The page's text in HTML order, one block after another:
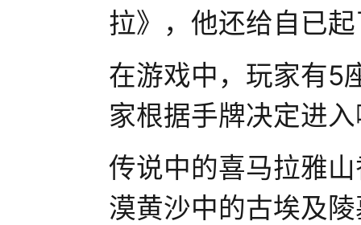
拉》，他还给自已
在游戏中，玩家有5
家根据手牌决定进
传说中的喜马拉雅
漠黄沙中的古埃及